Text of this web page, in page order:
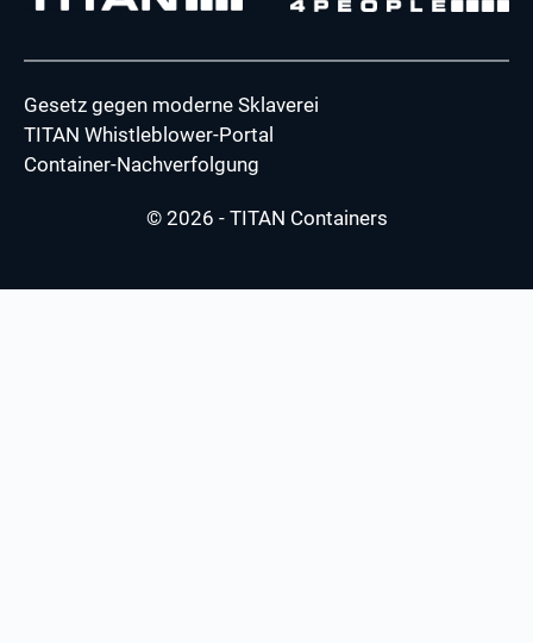
Gesetz gegen moderne Sklaverei
TITAN Whistleblower-Portal
Container-Nachverfolgung
© 2026 - TITAN Containers